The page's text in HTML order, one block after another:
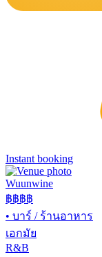
Instant booking
Wuunwine
฿฿฿฿
• บาร์ / ร้านอาหาร
เอกมัย
R&B